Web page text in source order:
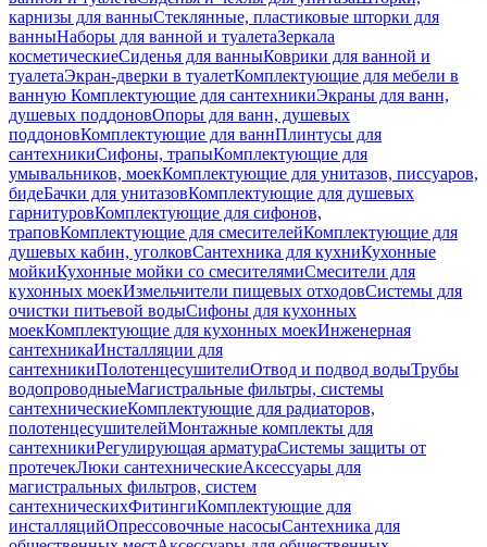
карнизы для ванныСтеклянные, пластиковые шторки для
ванныНаборы для ванной и туалетаЗеркала
косметическиеСиденья для ванныКоврики для ванной и
туалетаЭкран-дверки в туалетКомплектующие для мебели в
ванную Комплектующие для сантехникиЭкраны для ванн,
душевых поддоновОпоры для ванн, душевых
поддоновКомплектующие для ваннПлинтусы для
сантехникиСифоны, трапыКомплектующие для
умывальников, моекКомплектующие для унитазов, писсуаров,
бидеБачки для унитазовКомплектующие для душевых
гарнитуровКомплектующие для сифонов,
траповКомплектующие для смесителейКомплектующие для
душевых кабин, уголковСантехника для кухниКухонные
мойкиКухонные мойки со смесителямиСмесители для
кухонных моекИзмельчители пищевых отходовСистемы для
очистки питьевой водыСифоны для кухонных
моекКомплектующие для кухонных моекИнженерная
сантехникаИнсталляции для
сантехникиПолотенцесушителиОтвод и подвод водыТрубы
водопроводныеМагистральные фильтры, системы
сантехническиеКомплектующие для радиаторов,
полотенцесушителейМонтажные комплекты для
сантехникиРегулирующая арматураСистемы защиты от
протечекЛюки сантехническиеАксессуары для
магистральных фильтров, систем
сантехническихФитингиКомплектующие для
инсталляцийОпрессовочные насосыСантехника для